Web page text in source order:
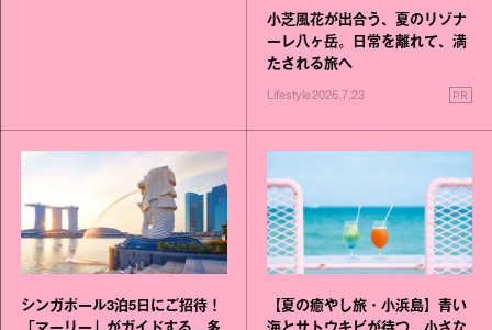
小芝風花が出合う、夏のリゾナ
ーレ八ヶ岳。日常を離れて、満
たされる旅へ
Lifestyle2026.7.23 PR
シンガポール3泊5日にご招待！
【夏の癒やし旅・小浜島】青い